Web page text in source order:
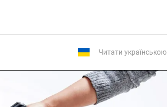
Читати українською